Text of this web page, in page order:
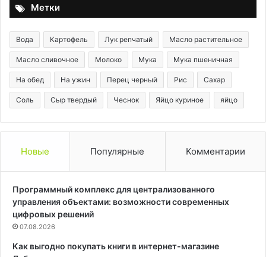
Метки
Вода Картофель Лук репчатый Масло растительное
Масло сливочное Молоко Мука Мука пшеничная
На обед На ужин Перец черный Рис Сахар
Соль Сыр твердый Чеснок Яйцо куриное яйцо
Новые Популярные Комментарии
Программный комплекс для централизованного
управления объектами: возможности современных
цифровых решений
07.08.2026
Как выгодно покупать книги в интернет-магазине